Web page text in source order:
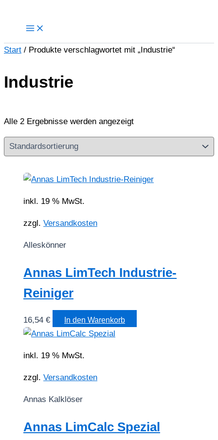
Start / Produkte verschlagwortet mit „Industrie“
Industrie
Alle 2 Ergebnisse werden angezeigt
inkl. 19 % MwSt.
zzgl. Versandkosten
Alleskönner
Annas LimTech Industrie-
Reiniger
16,54 € In den Warenkorb
inkl. 19 % MwSt.
zzgl. Versandkosten
Annas Kalklöser
Annas LimCalc Spezial